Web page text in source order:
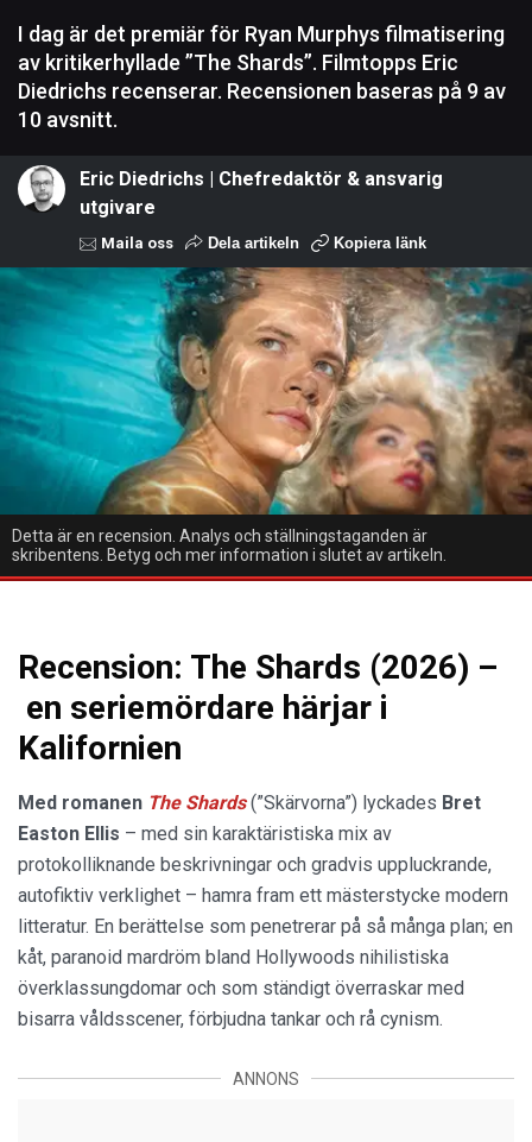
I dag är det premiär för Ryan Murphys filmatisering
av kritikerhyllade ”The Shards”. Filmtopps Eric
Diedrichs recenserar. Recensionen baseras på 9 av
10 avsnitt.
Eric Diedrichs | Chefredaktör & ansvarig
utgivare
Maila oss Dela artikeln Kopiera länk
Detta är en recension. Analys och ställningstaganden är
skribentens. Betyg och mer information i slutet av artikeln.
Recension: The Shards (2026) –
en seriemördare härjar i
Kalifornien
Med romanen The Shards(”Skärvorna”) lyckades Bret
Easton Ellis – med sin karaktäristiska mix av
protokolliknande beskrivningar och gradvis uppluckrande,
autofiktiv verklighet – hamra fram ett mästerstycke modern
litteratur. En berättelse som penetrerar på så många plan; en
kåt, paranoid mardröm bland Hollywoods nihilistiska
överklassungdomar och som ständigt överraskar med
bisarra våldsscener, förbjudna tankar och rå cynism.
ANNONS